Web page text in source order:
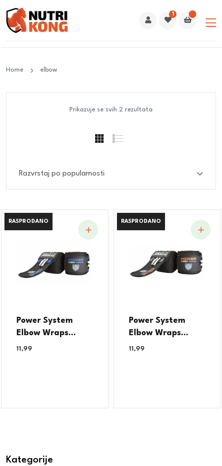
1
Home elbow
Prikazuje se svih 2 rezultata
RASPRODANO
RASPRODANO
Power System
Elbow Wraps...
11,99
RASPRODANO
RASPRODANO
Power System
Elbow Wraps...
11,99
Kategorije